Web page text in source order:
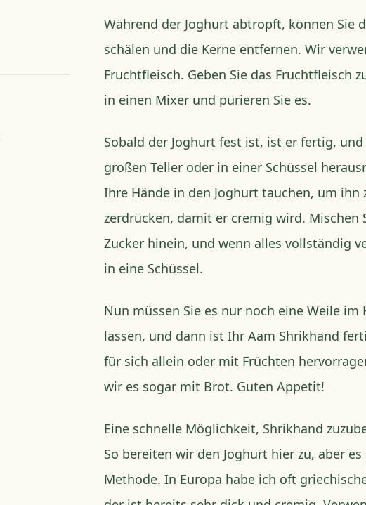
Während der Joghurt abtropft, können Sie
schälen und die Kerne entfernen. Wir
Fruchtfleisch. Geben Sie das Fruchtfleisch
in einen Mixer und pürieren Sie es.
Sobald der Joghurt fest ist, ist er fertig,
großen Teller oder in einer Schüssel
Ihre Hände in den Joghurt tauchen, um ihn
zerdrücken, damit er cremig wird. Mischen
Zucker hinein, und wenn alles vollständig
in eine Schüssel.
Nun müssen Sie es nur noch eine Weile im
lassen, und dann ist Ihr Aam Shrikhand
für sich allein oder mit Früchten
wir es sogar mit Brot. Guten Appetit!
Eine schnelle Möglichkeit, Shrikhand
So bereiten wir den Joghurt hier zu, aber
Methode. In Europa habe ich oft